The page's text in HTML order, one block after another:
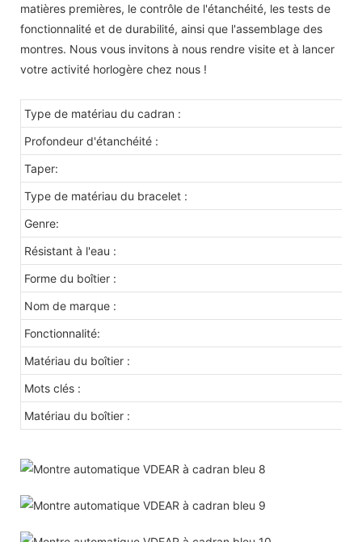
matières premières, le contrôle de l'étanchéité, les tests de
fonctionnalité et de durabilité, ainsi que l'assemblage des
montres. Nous vous invitons à nous rendre visite et à lancer
votre activité horlogère chez nous !
Type de matériau du cadran :
Profondeur d'étanchéité :
Taper:
Type de matériau du bracelet :
Genre:
Résistant à l'eau :
Forme du boîtier :
Nom de marque :
Fonctionnalité:
Matériau du boîtier :
Mots clés :
Matériau du boîtier :